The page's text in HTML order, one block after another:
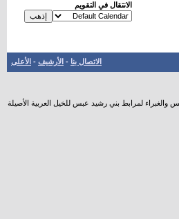
الانتقال في التقويم
الاتصال بنا - الأرشيف - الأعلى
لمرابط بني رشيد عبس للخيل العربية الأصيلة